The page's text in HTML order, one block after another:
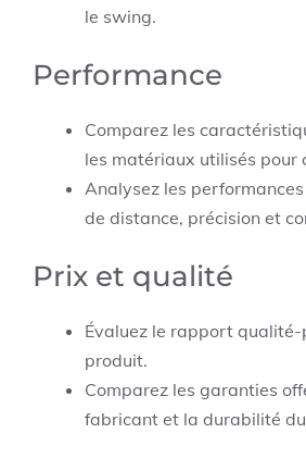
le swing.
Performance
Comparez les
les matériaux utilisés pour
Analysez les
de distance, précision et
Prix et qualité
Évaluez le rapport
produit.
Comparez les garanties
fabricant et la durabilité